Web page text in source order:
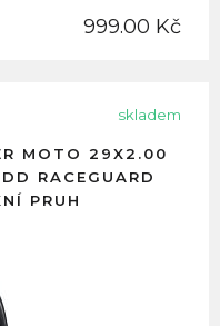
999.00 Kč
skladem
MOTO 29X2.00
RACEGUARD
PRUH